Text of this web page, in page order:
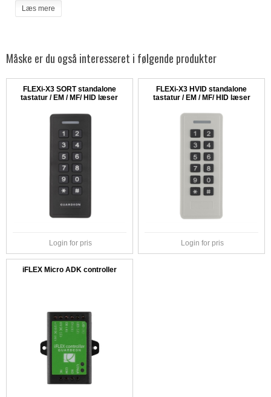
Læs mere
Måske er du også interesseret i følgende produkter
FLEXi-X3 SORT standalone
tastatur / EM / MF/ HID læser
Login for pris
FLEXi-X3 HVID standalone
tastatur / EM / MF/ HID læser
Login for pris
iFLEX Micro ADK controller